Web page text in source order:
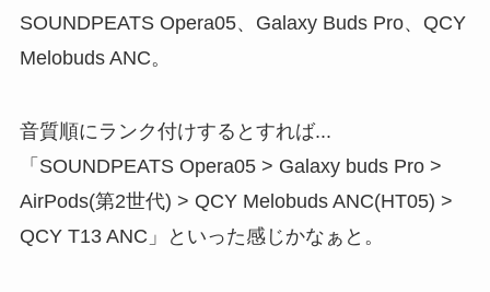
SOUNDPEATS Opera05、Galaxy Buds Pro、QCY
Melobuds ANC。
音質順にランク付けするとすれば...
「SOUNDPEATS Opera05 > Galaxy buds Pro >
AirPods(第2世代) > QCY Melobuds ANC(HT05) >
QCY T13 ANC」といった感じかなぁと。